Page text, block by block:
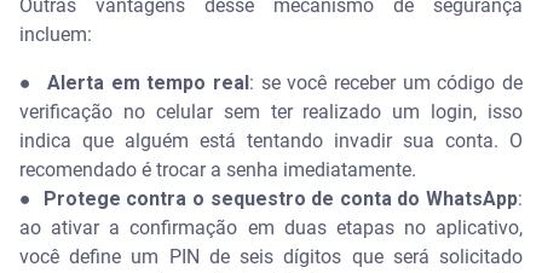
Outras vantagens desse mecanismo de segurança
incluem:
● Alerta em tempo real : se você receber um código de
verificação no celular sem ter realizado um login, isso
indica que alguém está tentando invadir sua conta. O
recomendado é trocar a senha imediatamente.
● Protege contra o sequestro de conta do WhatsApp:
ao ativar a confirmação em duas etapas no aplicativo,
você define um PIN de seis dígitos que será solicitado